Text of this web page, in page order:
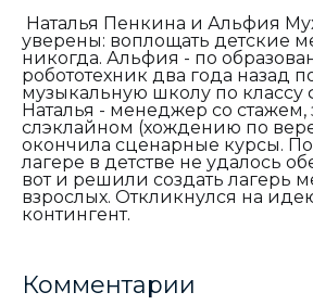
Наталья Пенкина и Альфия
уверены: воплощать детские
никогда. Альфия - по
робототехник два года назад
музыкальную школу по классу
Наталья - менеджер со стажем,
слэклайном (хождению по
окончила сценарные курсы.
лагере в детстве не удалось
вот и решили создать лагерь
взрослых. Откликнулся на
контингент.
Комментарии